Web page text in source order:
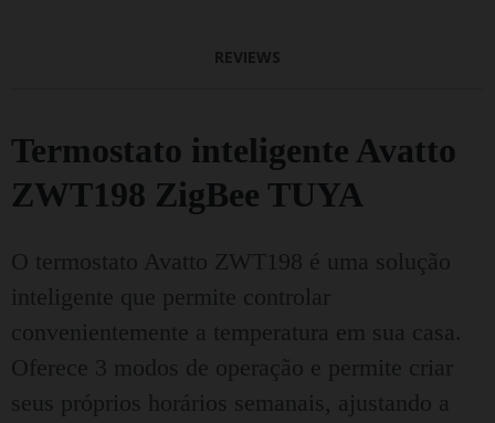
REVIEWS
Termostato inteligente Avatto
ZWT198 ZigBee TUYA
O termostato Avatto ZWT198 é uma solução
inteligente que permite controlar
convenientemente a temperatura em sua casa.
Oferece 3 modos de operação e permite criar
seus próprios horários semanais, ajustando a